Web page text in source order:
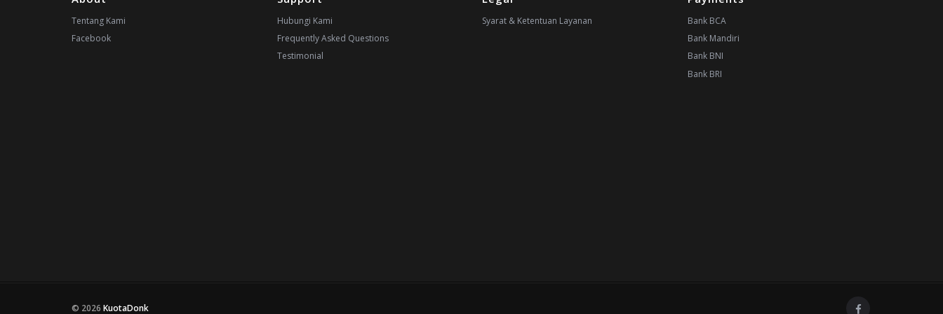
Tentang Kami
Facebook
Hubungi Kami
Frequently Asked Questions
Testimonial
Syarat & Ketentuan Layanan
Bank BCA
Bank Mandiri
Bank BNI
Bank BRI
© 2026 KuotaDonk